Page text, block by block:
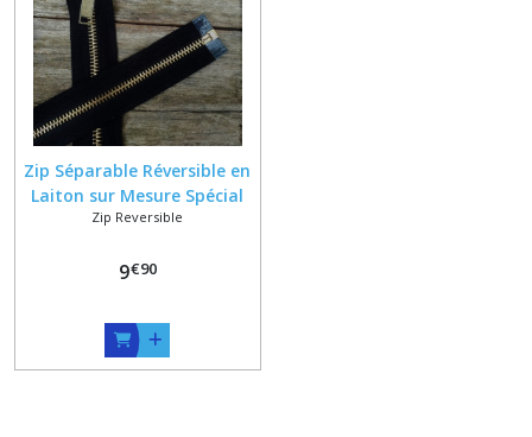
Zip Séparable Réversible en
Laiton sur Mesure Spécial
Vêtement de Travail
Zip Reversible
9€90